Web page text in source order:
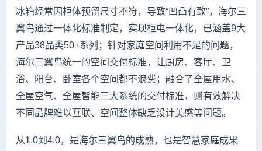
冰箱经常因柜体预留尺寸不符，导致“凹凸有致”，海尔三
翼鸟通过一体化标准制定，实现柜电一体化，已涵盖9大
产品38品类50+系列；针对家庭空间利用不足的问题，
海尔三翼鸟统一的空间交付标准，让厨房、客厅、卫
浴、阳台、卧室各个空间都不浪费；融合了全屋用水、
全屋空气、全屋智能三大系统的交付标准，则有效解决
不同品牌难以互联、空间整体缺乏设计美感等问题。
从1.0到4.0，是海尔三翼鸟的成熟，也是智慧家庭成果